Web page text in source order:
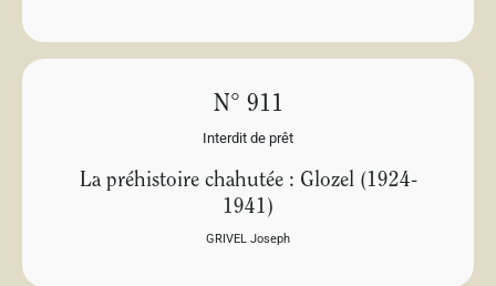
N° 911
Interdit de prêt
La préhistoire chahutée : Glozel (1924-
1941)
GRIVEL Joseph